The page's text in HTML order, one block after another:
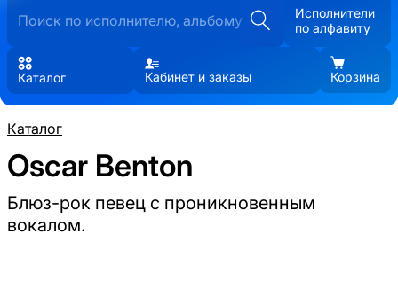
Исполнители
по алфавиту
Каталог Кабинет и заказы Корзина
Каталог
Oscar Benton
Блюз-рок певец с проникновенным
вокалом.